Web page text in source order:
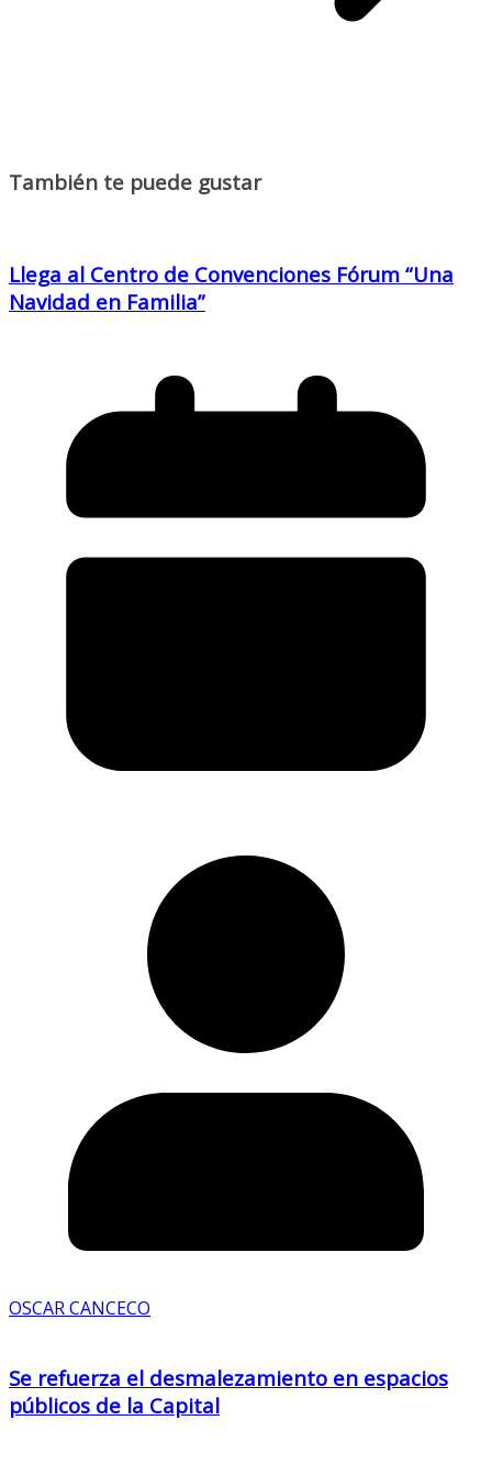
También te puede gustar
Llega al Centro de Convenciones Fórum “Una
Navidad en Familia”
OSCAR CANCECO
Se refuerza el desmalezamiento en espacios
públicos de la Capital